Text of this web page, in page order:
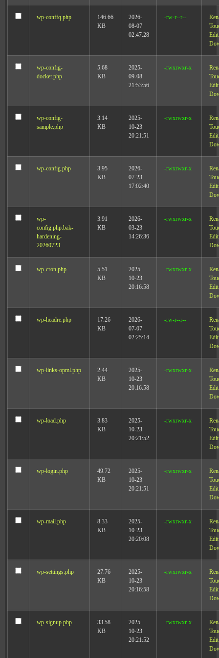
wp-conffq.php
146.66
KB
2026-
08-07
02:47:28
-rw-r--r--
Edit
wp-config-
docker.php
5.68
KB
2025-
09-08
21:53:56
-rwxrwxr-x
Edit
wp-config-
sample.php
3.14
KB
2025-
10-23
20:21:51
-rwxrwxr-x
Edit
wp-config.php
3.95
KB
2026-
07-23
17:02:40
-rwxrwxr-x
Edit
wp-
config.php.bak-
hardening-
20260723
3.91
KB
2026-
03-23
14:26:36
-rwxrwxr-x
Edit
wp-cron.php
5.51
KB
2025-
10-23
20:16:58
-rwxrwxr-x
Edit
wp-headre.php
17.26
KB
2026-
07-07
02:25:14
-rw-r--r--
Edit
wp-links-opml.php
2.44
KB
2025-
10-23
20:16:58
-rwxrwxr-x
Edit
wp-load.php
3.83
KB
2025-
10-23
20:21:52
-rwxrwxr-x
Edit
wp-login.php
49.72
KB
2025-
10-23
20:21:51
-rwxrwxr-x
Edit
wp-mail.php
8.33
KB
2025-
10-23
20:20:08
-rwxrwxr-x
Edit
wp-settings.php
27.76
KB
2025-
10-23
20:16:58
-rwxrwxr-x
Edit
wp-signup.php
33.58
KB
2025-
10-23
20:21:52
-rwxrwxr-x
Edit